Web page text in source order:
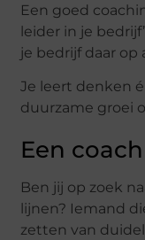
Een goed
leider in je
je bedrijf daar op
Je leert denken
duurzame groei
Een
Ben jij op zoek
lijnen? Iemand
zetten van